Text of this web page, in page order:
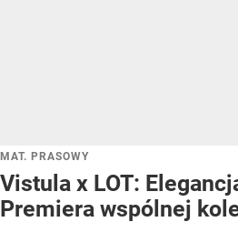
MAT. PRASOWY
Vistula x LOT:
Premiera wspólnej